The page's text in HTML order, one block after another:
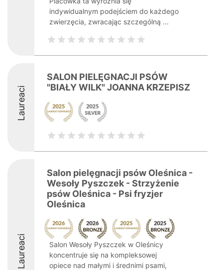
indywidualnym podejściem do każdego
zwierzęcia, zwracając szczególną ...
Laureaci
SALON PIELĘGNACJI PSÓW
"BIAŁY WILK" JOANNA KRZEPISZ
Laureaci
Salon pielęgnacji psów Oleśnica -
Wesoły Pyszczek - Strzyżenie
psów Oleśnica - Psi fryzjer
Oleśnica
Salon Wesoły Pyszczek w Oleśnicy
koncentruje się na kompleksowej
opiece nad małymi i średnimi psami,